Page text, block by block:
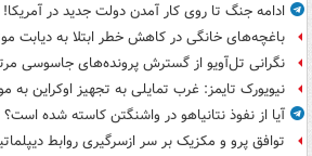
ادامه جنگ تا روی کار آمدن دولت جدید در آمریکا!
باغچه‌های خانگی در کاهش خطر ابتلا به دیابت
نگرانی تل‌آویو از گسترش پرونده‌های جاسوسی
نیویورک تایمز: غرب تمایلی به تجهیز اوکراین به
آیا از نفوذ نتانیاهو در واشنگتن کاسته شده است؟
توافق پرو و مکزیک بر سر ازسرگیری روابط